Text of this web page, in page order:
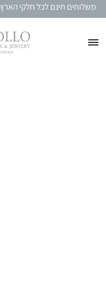
משלוחים חינם לכל חלקי הארץ